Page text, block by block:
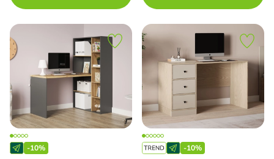
-10% -10%